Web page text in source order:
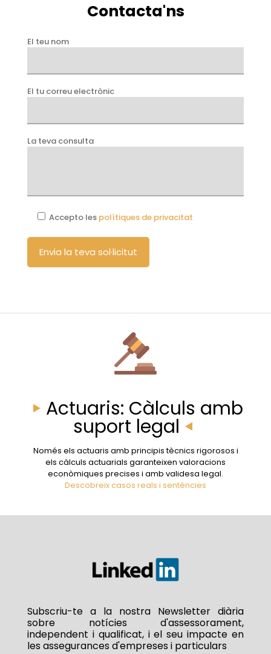
Contacta'ns
El teu nom
El tu correu electrònic
La teva consulta
Accepto les polítiques de privacitat
Actuaris: Càlculs amb
suport legal
Només els actuaris amb principis tècnics rigorosos i
els càlculs actuarials garanteixen valoracions
econòmiques precises i amb validesa legal.
Descobreix casos reals i sentències
Subscriu-te a la nostra Newsletter diària
sobre notícies d'assessorament,
independent i qualificat, i el seu impacte en
les assegurances d'empreses i particulars